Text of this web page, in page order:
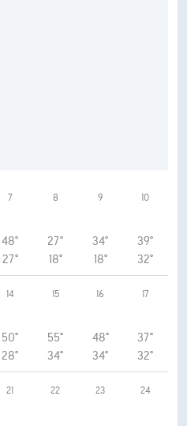
7
48°
27°
8
27°
18°
9
34°
18°
10
39°
32°
14
50°
28°
15
55°
34°
16
48°
34°
17
37°
32°
21 22 23 24